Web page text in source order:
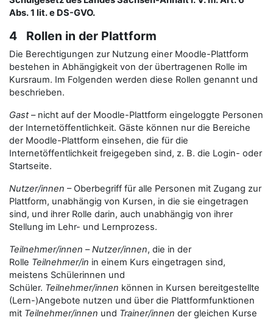
Abs. 1 lit. e DS-GVO.
4 Rollen in der Plattform
Die Berechtigungen zur Nutzung einer Moodle-Plattform
bestehen in Abhängigkeit von der übertragenen Rolle im
Kursraum. Im Folgenden werden diese Rollen genannt und
beschrieben.
Gast– nicht auf der Moodle-Plattform eingeloggte Personen
der Internetöffentlichkeit. Gäste können nur die Bereiche
der Moodle-Plattform einsehen, die für die
Internetöffentlichkeit freigegeben sind, z. B. die Login- oder
Startseite.
Nutzer/innen – Oberbegriff für alle Personen mit Zugang zur
Plattform, unabhängig von Kursen, in die sie eingetragen
sind, und ihrer Rolle darin, auch unabhängig von ihrer
Stellung im Lehr- und Lernprozess.
Teilnehmer/innen –Nutzer/innen, die in der
Rolle Teilnehmer/in in einem Kurs eingetragen sind,
meistens Schülerinnen und
Schüler. Teilnehmer/innen können in Kursen bereitgestellte
(Lern-)Angebote nutzen und über die Plattformfunktionen
mit Teilnehmer/innen und Trainer/innen der gleichen Kurse